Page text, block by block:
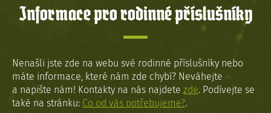
Informace pro rodinné příslušníky
Nenašli jste zde na webu své rodinné příslušníky nebo
máte informace, které nám zde chybí? Neváhejte
a napište nám! Kontakty na nás najdete zde. Podívejte se
také na stránku: Co od vás potřebujeme?.